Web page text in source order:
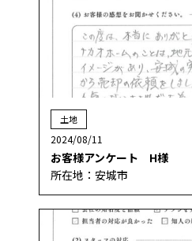
土地
2024/08/11
お客様アンケート H様
所在地：安城市